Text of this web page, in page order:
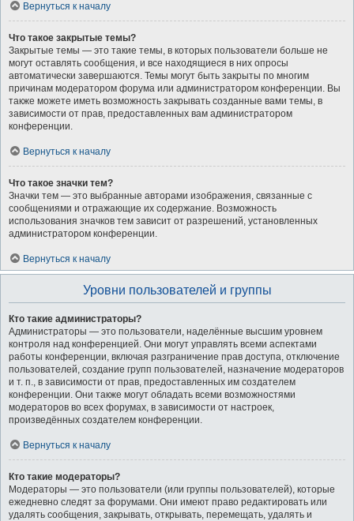
Вернуться к началу
Что такое закрытые темы?
Закрытые темы — это такие темы, в которых пользователи больше не
могут оставлять сообщения, и все находящиеся в них опросы
автоматически завершаются. Темы могут быть закрыты по многим
причинам модератором форума или администратором конференции. Вы
также можете иметь возможность закрывать созданные вами темы, в
зависимости от прав, предоставленных вам администратором
конференции.
Вернуться к началу
Что такое значки тем?
Значки тем — это выбранные авторами изображения, связанные с
сообщениями и отражающие их содержание. Возможность
использования значков тем зависит от разрешений, установленных
администратором конференции.
Вернуться к началу
Уровни пользователей и группы
Кто такие администраторы?
Администраторы — это пользователи, наделённые высшим уровнем
контроля над конференцией. Они могут управлять всеми аспектами
работы конференции, включая разграничение прав доступа, отключение
пользователей, создание групп пользователей, назначение модераторов
и т. п., в зависимости от прав, предоставленных им создателем
конференции. Они также могут обладать всеми возможностями
модераторов во всех форумах, в зависимости от настроек,
произведённых создателем конференции.
Вернуться к началу
Кто такие модераторы?
Модераторы — это пользователи (или группы пользователей), которые
ежедневно следят за форумами. Они имеют право редактировать или
удалять сообщения, закрывать, открывать, перемещать, удалять и